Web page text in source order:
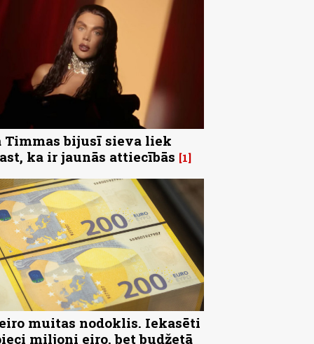
Timmas bijusī sieva liek
ka ir jaunās attiecībās 1
muitas nodoklis. Iekasēti
miljoni eiro, bet budžetā